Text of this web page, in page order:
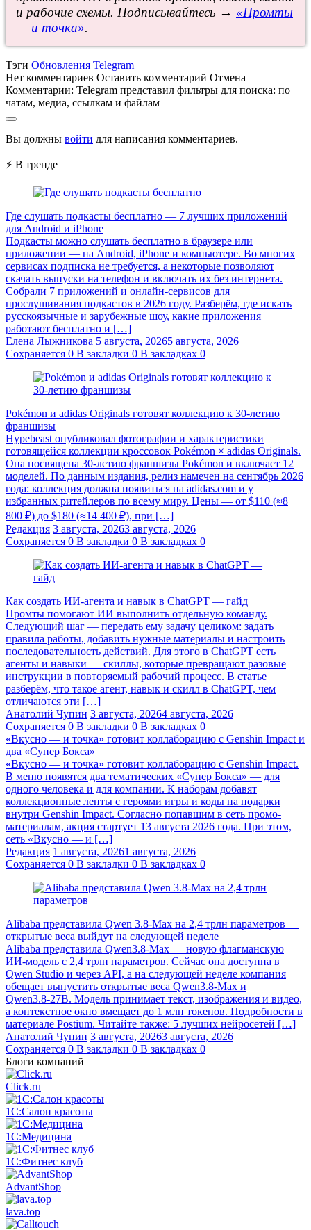
и рабочие схемы. Подписывайтесь → «Промты
— и точка».
Тэги Обновления Telegram
Нет комментариев Оставить комментарий Отмена
Комментарии: Telegram представил фильтры для поиска: по
чатам, медиа, ссылкам и файлам
Вы должны войти для написания комментариев.
⚡ В тренде
Где слушать подкасты бесплатно — 7 лучших приложений
для Android и iPhone
Подкасты можно слушать бесплатно в браузере или
приложении — на Android, iPhone и компьютере. Во многих
сервисах подписка не требуется, а некоторые позволяют
скачать выпуски на телефон и включать их без интернета.
Собрали 7 приложений и онлайн-сервисов для
прослушивания подкастов в 2026 году. Разберём, где искать
русскоязычные и зарубежные шоу, какие приложения
работают бесплатно и […]
Елена Лыжникова 5 августа, 20265 августа, 2026
Сохраняется 0 В закладки 0 В закладках 0
Pokémon и adidas Originals готовят коллекцию к 30-летию
франшизы
Hypebeast опубликовал фотографии и характеристики
готовящейся коллекции кроссовок Pokémon × adidas Originals.
Она посвящена 30-летию франшизы Pokémon и включает 12
моделей. По данным издания, релиз намечен на сентябрь 2026
года: коллекция должна появиться на adidas.com и у
избранных ритейлеров по всему миру. Цены — от $110 (≈8
800 ₽) до $180 (≈14 400 ₽), при […]
Редакция 3 августа, 20263 августа, 2026
Сохраняется 0 В закладки 0 В закладках 0
Как создать ИИ-агента и навык в ChatGPT — гайд
Промты помогают ИИ выполнить отдельную команду.
Следующий шаг — передать ему задачу целиком: задать
правила работы, добавить нужные материалы и настроить
последовательность действий. Для этого в ChatGPT есть
агенты и навыки — скиллы, которые превращают разовые
инструкции в повторяемый рабочий процесс. В статье
разберём, что такое агент, навык и скилл в ChatGPT, чем
отличаются эти […]
Анатолий Чупин 3 августа, 20264 августа, 2026
Сохраняется 0 В закладки 0 В закладках 0
«Вкусно — и точка» готовит коллаборацию с Genshin Impact и
два «Супер Бокса»
«Вкусно — и точка» готовит коллаборацию с Genshin Impact.
В меню появятся два тематических «Супер Бокса» — для
одного человека и для компании. К наборам добавят
коллекционные ленты с героями игры и коды на подарки
внутри Genshin Impact. Согласно попавшим в сеть промо-
материалам, акция стартует 13 августа 2026 года. При этом,
сеть «Вкусно — и […]
Редакция 1 августа, 20261 августа, 2026
Сохраняется 0 В закладки 0 В закладках 0
Alibaba представила Qwen 3.8‑Max на 2,4 трлн параметров —
открытые веса выйдут на следующей неделе
Alibaba представила Qwen3.8‑Max — новую флагманскую
ИИ-модель с 2,4 трлн параметров. Сейчас она доступна в
Qwen Studio и через API, а на следующей неделе компания
обещает выпустить открытые веса Qwen3.8‑Max и
Qwen3.8‑27B. Модель принимает текст, изображения и видео,
а контекстное окно вмещает до 1 млн токенов. Подробности в
материале Postium. Читайте также: 5 лучших нейросетей […]
Анатолий Чупин 3 августа, 20263 августа, 2026
Сохраняется 0 В закладки 0 В закладках 0
Блоги компаний
Click.ru
1С:Салон красоты
1С:Медицина
1С:Фитнес клуб
AdvantShop
lava.top